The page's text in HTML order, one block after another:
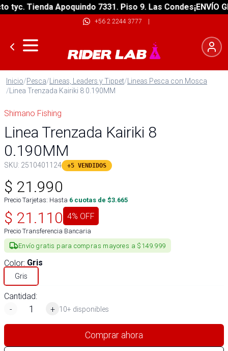
Tienda Apoquindo 7331. Piso 9. Las Condes¡ENVÍO
+56 2 2244 3777 |
Inicio/Pesca/Lineas, Leaders y Tippet/Lineas Pesca con Mosca
/Linea Trenzada Kairiki 8 0.190MM
Shimano Fishing
Linea Trenzada Kairiki 8
0.190MM
SKU: 2510401124 +5 VENDIDOS
$ 21.990
Precio Tarjetas: Hasta 6 cuotas de $3.665
$ 21.110 4% OFF
Precio Transferencia Bancaria
Envío gratis para compras mayores a $149.999
Color: Gris
Gris
Cantidad:
-
+ 10+ disponibles
Comprar ahora